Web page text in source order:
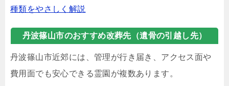
種類をやさしく解説
丹波篠山市のおすすめ改葬先（遺骨の引越し先）
丹波篠山市近郊には、管理が行き届き、アクセス面や
費用面でも安心できる霊園が複数あります。